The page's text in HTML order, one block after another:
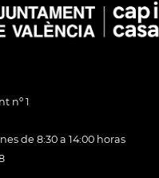
nº 1
de 8:30 a 14:00 horas